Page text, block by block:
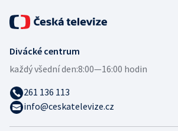
Divácké centrum
každý všední den:8:00—16:00 hodin
261 136 113
info@ceskatelevize.cz